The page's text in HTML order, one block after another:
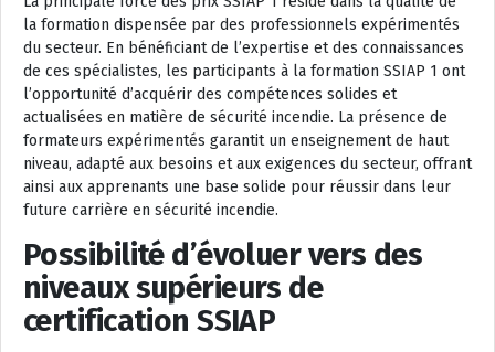
la formation dispensée par des professionnels expérimentés
du secteur. En bénéficiant de l’expertise et des connaissances
de ces spécialistes, les participants à la formation SSIAP 1 ont
l’opportunité d’acquérir des compétences solides et
actualisées en matière de sécurité incendie. La présence de
formateurs expérimentés garantit un enseignement de haut
niveau, adapté aux besoins et aux exigences du secteur, offrant
ainsi aux apprenants une base solide pour réussir dans leur
future carrière en sécurité incendie.
Possibilité d’évoluer vers des
niveaux supérieurs de
certification SSIAP